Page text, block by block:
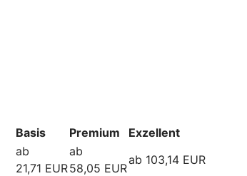
Basis Premium Exzellent
ab
21,71 EUR
ab
58,05 EUR
ab 103,14 EUR